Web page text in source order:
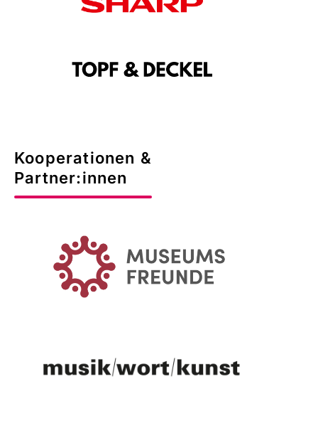
Kooperationen &
Partner:innen